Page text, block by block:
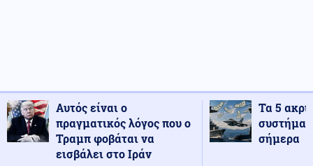
Αυτός είναι ο
πραγματικός λόγος που ο
Τραμπ φοβάται να
εισβάλει στο Ιράν
Τα 5
σήμερα